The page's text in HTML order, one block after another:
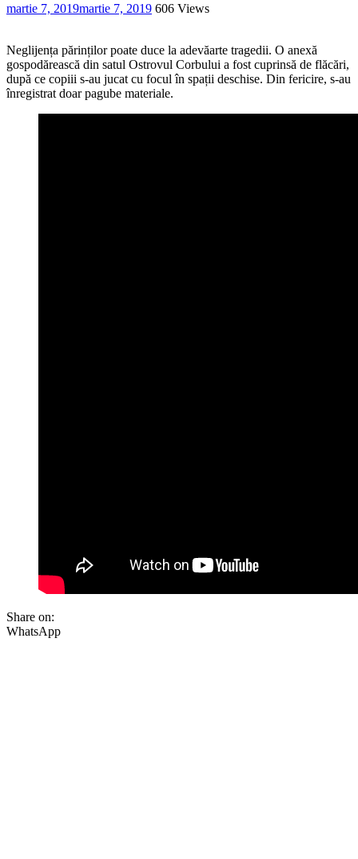
martie 7, 2019martie 7, 2019 606 Views
Neglijența părinților poate duce la adevăarte tragedii. O anexă
gospodărească din satul Ostrovul Corbului a fost cuprinsă de flăcări,
după ce copiii s-au jucat cu focul în spații deschise. Din fericire, s-au
înregistrat doar pagube materiale.
Share on:
WhatsApp